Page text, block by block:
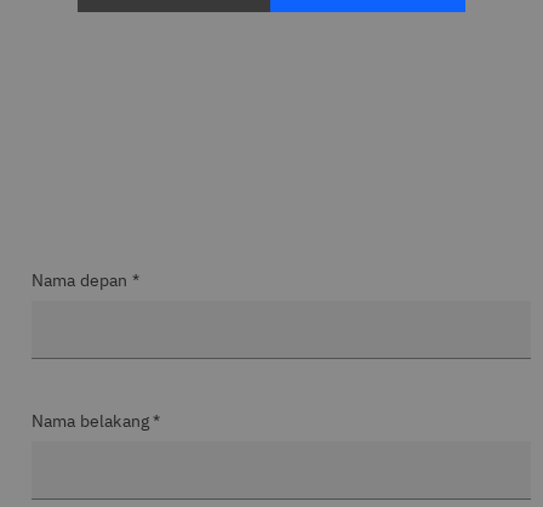
Nama depan *
Nama belakang *